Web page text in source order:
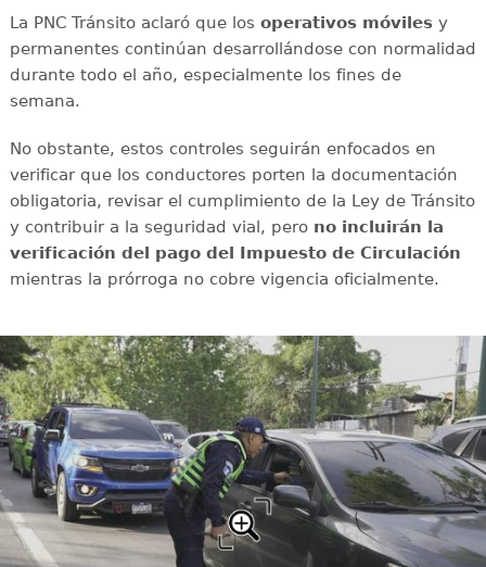
La PNC Tránsito aclaró que los operativos móvilesy
permanentes continúan desarrollándose con normalidad
durante todo el año, especialmente los fines de
semana.
No obstante, estos controles seguirán enfocados en
verificar que los conductores porten la documentación
obligatoria, revisar el cumplimiento de la Ley de Tránsito
y contribuir a la seguridad vial, pero no incluirán la
verificación del pago del Impuesto de Circulación
mientras la prórroga no cobre vigencia oficialmente.